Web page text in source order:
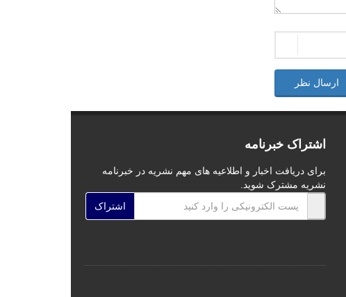
ارسال نظر
اشتراک خبرنامه
برای دریافت اخبار و اطلاعیه های مهم نشریه در خبرنامه
نشریه مشترک شوید.
اشتراک